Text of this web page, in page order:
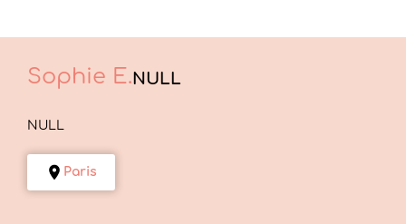
Sophie E.NULL
NULL
Paris